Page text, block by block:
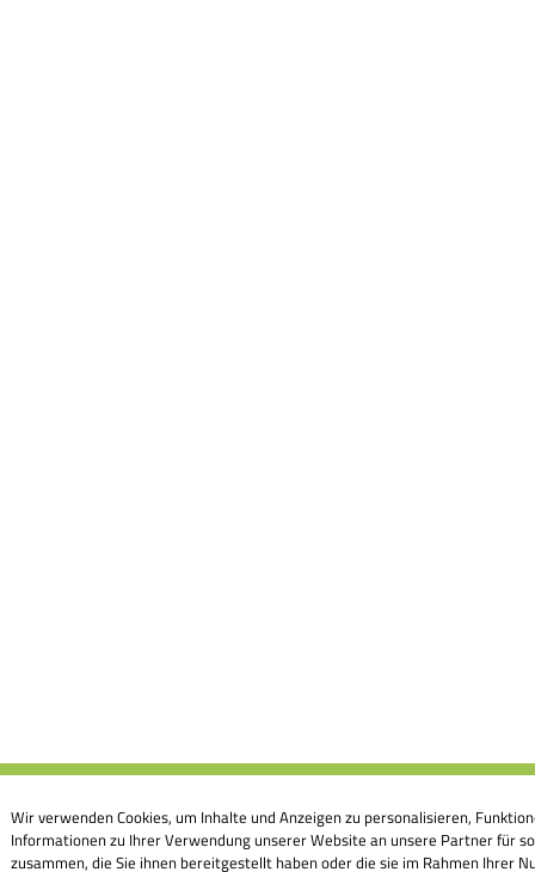
Wir verwenden Cookies, um Inhalte und Anzeigen zu personalisieren,
Informationen zu Ihrer Verwendung unserer Website an unsere Partner für
zusammen, die Sie ihnen bereitgestellt haben oder die sie im Rahmen Ihrer